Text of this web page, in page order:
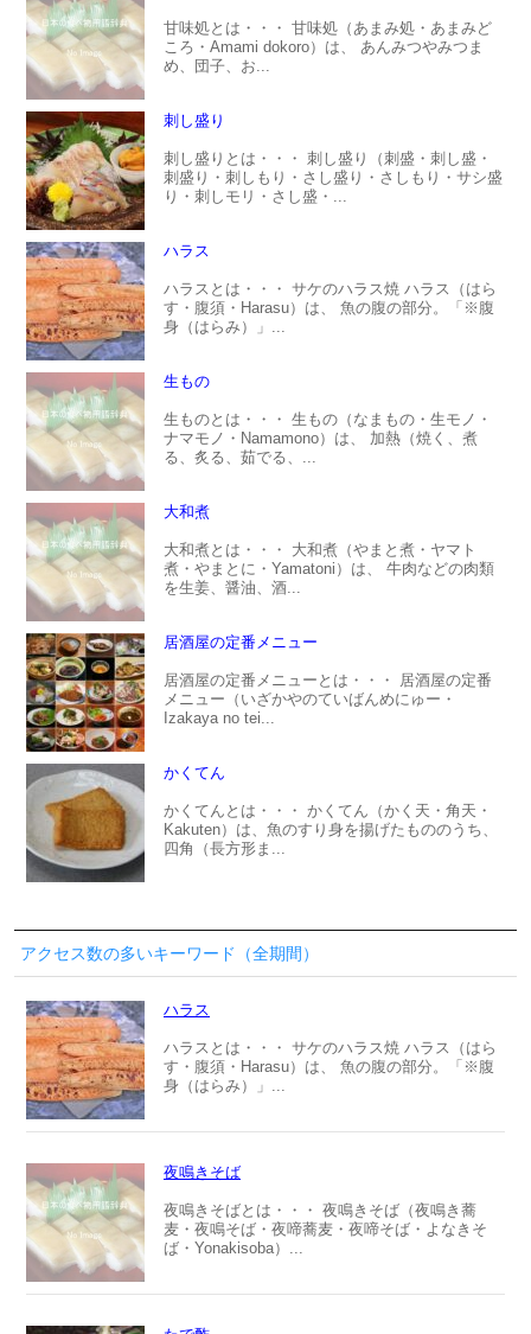
甘味処とは・・・ 甘味処（あまみ処・あまみど
ころ・Amami dokoro）は、 あんみつやみつま
め、団子、お...
刺し盛り
刺し盛りとは・・・ 刺し盛り（刺盛・刺し盛・
刺盛り・刺しもり・さし盛り・さしもり・サシ盛
り・刺しモリ・さし盛・...
ハラス
ハラスとは・・・ サケのハラス焼 ハラス（はら
す・腹須・Harasu）は、 魚の腹の部分。「※腹
身（はらみ）」...
生もの
生ものとは・・・ 生もの（なまもの・生モノ・
ナマモノ・Namamono）は、 加熱（焼く、煮
る、炙る、茹でる、...
大和煮
大和煮とは・・・ 大和煮（やまと煮・ヤマト
煮・やまとに・Yamatoni）は、 牛肉などの肉類
を生姜、醤油、酒...
居酒屋の定番メニュー
居酒屋の定番メニューとは・・・ 居酒屋の定番
メニュー（いざかやのていばんめにゅー・
Izakaya no tei...
かくてん
かくてんとは・・・ かくてん（かく天・角天・
Kakuten）は、魚のすり身を揚げたもののうち、
四角（長方形ま...
アクセス数の多いキーワード（全期間）
ハラス
ハラスとは・・・ サケのハラス焼 ハラス（はら
す・腹須・Harasu）は、 魚の腹の部分。「※腹
身（はらみ）」...
夜鳴きそば
夜鳴きそばとは・・・ 夜鳴きそば（夜鳴き蕎
麦・夜鳴そば・夜啼蕎麦・夜啼そば・よなきそ
ば・Yonakisoba）...